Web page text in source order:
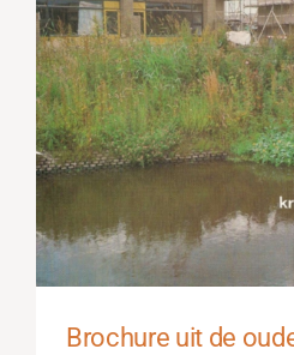
Brochure uit de